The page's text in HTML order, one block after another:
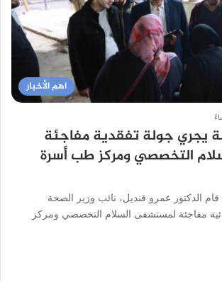
اهم الأخبار
يجري جولة تفقدية مفاجئة
التخصصي ومركز طب أسرة
الدكتور عمرو قنديل، نائب وزير الصحة
مفاجئة لمستشفى السلام التخصصي ومركز